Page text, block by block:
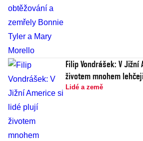
Filip Vondrášek: V
životem mnohem
Lidé a země